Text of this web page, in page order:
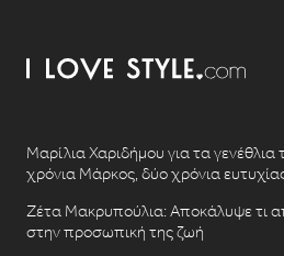
Μαρίλια Χαριδήμου για τα γενέθλια
χρόνια Μάρκος, δύο χρόνια
Ζέτα Μακρυπούλια: Αποκάλυψε τι
στην προσωπική της ζωή